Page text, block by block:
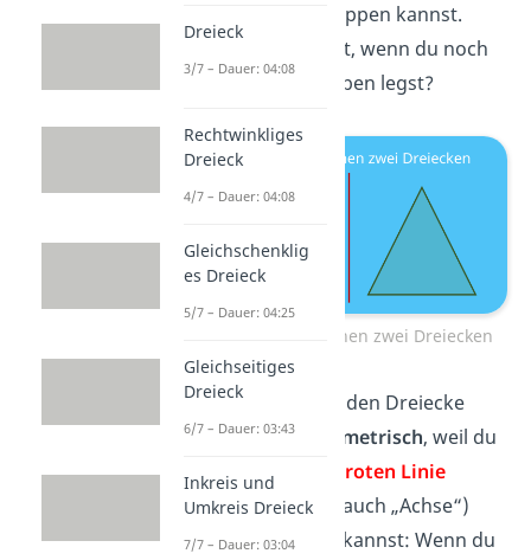
übereinander klappen kannst.
Aber was passiert, wenn du noch
ein Dreieck daneben legst?
Symmetrie zwischen zwei Dreiecken
Dann sind die beiden Dreiecke
zueinander symmetrisch, weil du
sie genau an der roten Linie
(Experten sagen auch „Achse“)
einfach spiegeln kannst: Wenn du
Dreieck
3/7 – Dauer: 04:08
Rechtwinkliges
Dreieck
4/7 – Dauer: 04:08
Gleichschenklig
es Dreieck
5/7 – Dauer: 04:25
Gleichseitiges
Dreieck
6/7 – Dauer: 03:43
Inkreis und
Umkreis Dreieck
7/7 – Dauer: 03:04